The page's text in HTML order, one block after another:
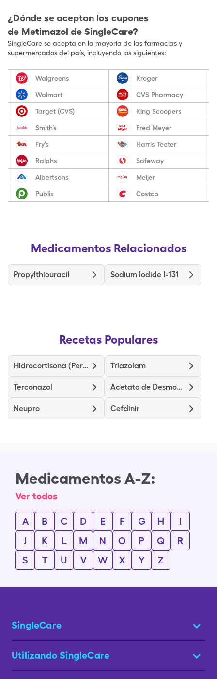
¿Dónde se aceptan los cupones
de Metimazol de SingleCare?
SingleCare se acepta en la mayoría de las farmacias y
supermercados del país, incluyendo los siguientes:
Walgreens Kroger
Walmart CVS Pharmacy
Target (CVS) King Scoopers
Smith’s Fred Meyer
Fry’s Harris Teeter
Ralphs Safeway
Albertsons Meijer
Publix Costco
Medicamentos Relacionados
Propylthiouracil Sodium Iodide I-131
Recetas Populares
Hidrocortisona (Perianal) Triazolam
Terconazol Acetato de Desmopresina
Neupro Cefdinir
Medicamentos A-Z:
Ver todos
A B C D E F G H
I
J
K L M N O P Q
R
S
T U V W X Y Z
SingleCare
Utilizando SingleCare